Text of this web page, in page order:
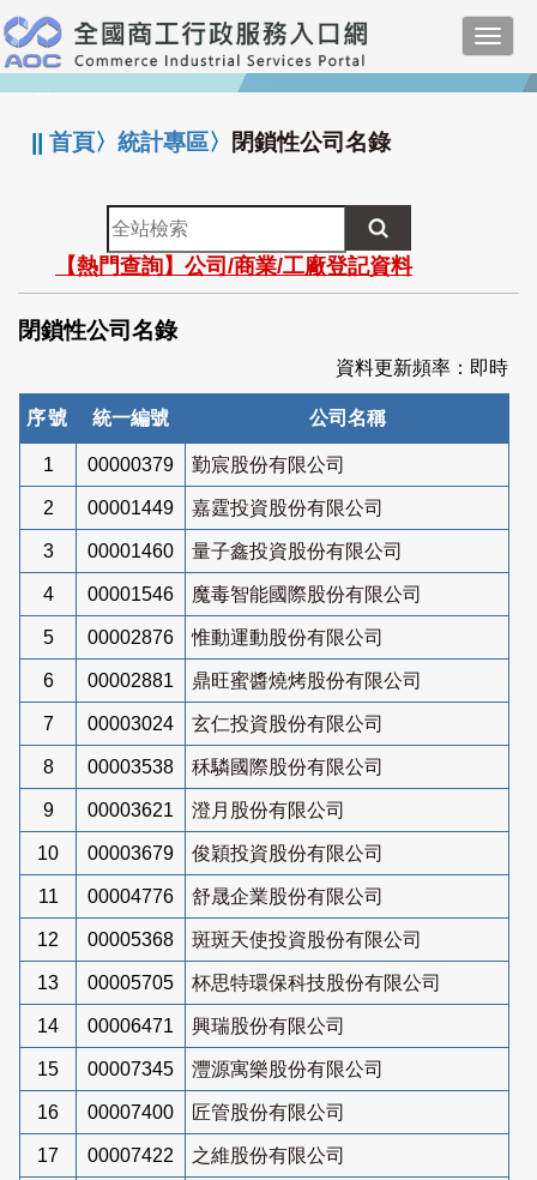
跳
到
主
要
:::
||首頁〉統計專區〉 閉鎖性公司名錄
全
站
檢
索
【熱門查詢】公司/商業/工廠登記資料
閉鎖性公司名錄
資料更新頻率：即時
序號 統一編號 公司名稱
1 00000379 勤宸股份有限公司
2 00001449 嘉霆投資股份有限公司
3 00001460 量子鑫投資股份有限公司
4 00001546 魔毒智能國際股份有限公司
5 00002876 惟動運動股份有限公司
6 00002881 鼎旺蜜醬燒烤股份有限公司
7 00003024 玄仁投資股份有限公司
8 00003538 秝驎國際股份有限公司
9 00003621 澄月股份有限公司
10 00003679 俊穎投資股份有限公司
11 00004776 舒晟企業股份有限公司
12 00005368 斑斑天使投資股份有限公司
13 00005705 杯思特環保科技股份有限公司
14 00006471 興瑞股份有限公司
15 00007345 灃源寓樂股份有限公司
16 00007400 匠管股份有限公司
17 00007422 之維股份有限公司